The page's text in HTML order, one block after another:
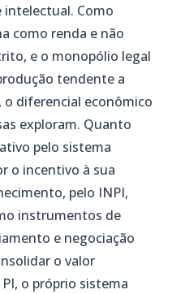
intelectual. Como
como renda e não
e o monopólio legal
tendente a
diferencial econômico
exploram. Quanto
pelo sistema
o incentivo à sua
pelo INPI,
instrumentos de
e negociação
o valor
o próprio sistema